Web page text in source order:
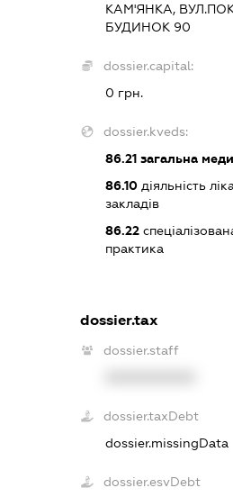
КАМ'ЯНКА,
БУДИНОК 90
dossier.capital:
0 грн.
dossier.kveds:
86.21загальна
86.10діяльність
закладів
86.22
практика
dossier.tax
dossier.staff
dossier.taxDebt
dossier.missingData
dossier.esvDebt